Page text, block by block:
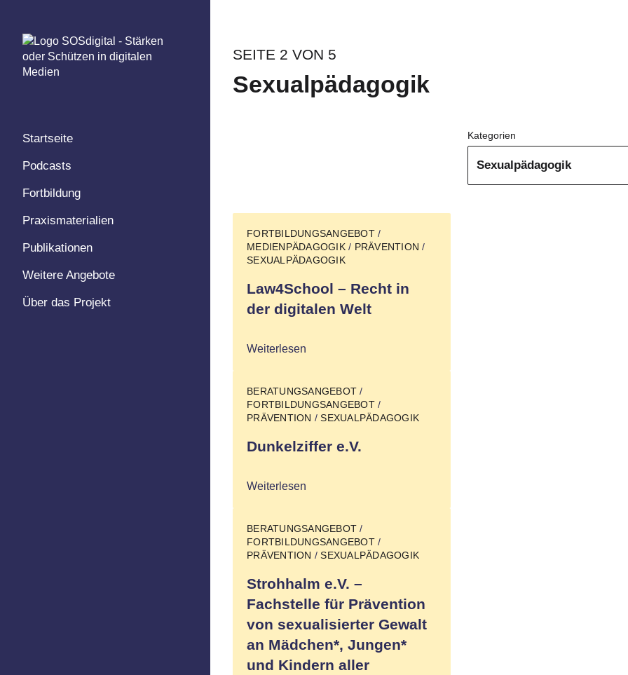
content
Startseite
Podcasts
Fortbildung
Praxismaterialien
Publikationen
Weitere Angebote
Über das Projekt
Sexualpädagogik
SEITE 2 VON 5
Kategorien
FORTBILDUNGSANGEBOT/
MEDIENPÄDAGOGIK/ PRÄVENTION /
SEXUALPÄDAGOGIK
Law4School – Recht in
der digitalen Welt
Weiterlesen
BERATUNGSANGEBOT /
FORTBILDUNGSANGEBOT/
PRÄVENTION /SEXUALPÄDAGOGIK
Dunkelziffer e.V.
Weiterlesen
BERATUNGSANGEBOT /
FORTBILDUNGSANGEBOT/
PRÄVENTION /SEXUALPÄDAGOGIK
Strohhalm e.V. –
Fachstelle für Prävention
von sexualisierter Gewalt
an Mädchen*, Jungen*
und Kindern aller